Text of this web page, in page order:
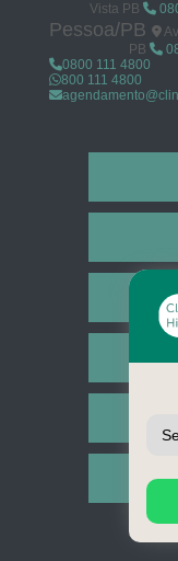
Vista PB
Pessoa/PB
PB
0800 111 4800
800 111 4800